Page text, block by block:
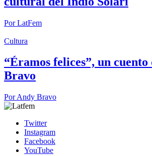
PorLatFem
Cultura
“Éramos felices”, un cuento
Bravo
PorAndy Bravo
Twitter
Instagram
Facebook
YouTube